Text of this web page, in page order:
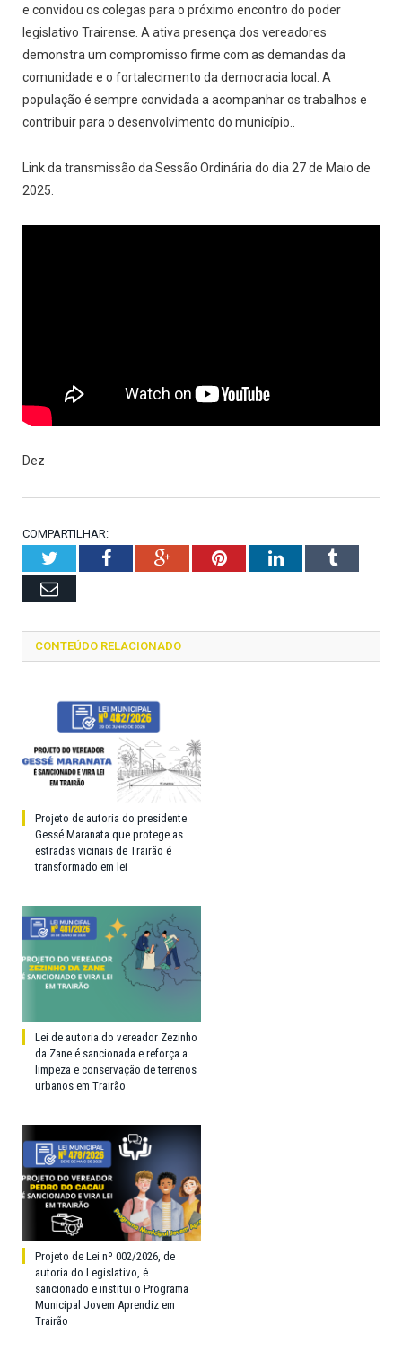
e convidou os colegas para o próximo encontro do poder
legislativo Trairense. A ativa presença dos vereadores
demonstra um compromisso firme com as demandas da
comunidade e o fortalecimento da democracia local. A
população é sempre convidada a acompanhar os trabalhos e
contribuir para o desenvolvimento do município..
Link da transmissão da Sessão Ordinária do dia 27 de Maio de
2025.
Dez
COMPARTILHAR:
TwitterFacebookGoogle+PinterestLinkedInTumblr
Email
CONTEÚDO RELACIONADO
Projeto de autoria do presidente
Gessé Maranata que protege as
estradas vicinais de Trairão é
transformado em lei
Lei de autoria do vereador Zezinho
da Zane é sancionada e reforça a
limpeza e conservação de terrenos
urbanos em Trairão
Projeto de Lei nº 002/2026, de
autoria do Legislativo, é
sancionado e institui o Programa
Municipal Jovem Aprendiz em
Trairão